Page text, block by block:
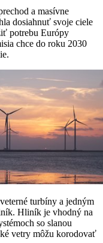
a masívne
dosiahnuť svoje ciele
potrebu Európy
chce do roku 2030
turbíny a jedným
Hliník je vhodný na
so slanou
vetry môžu korodovať